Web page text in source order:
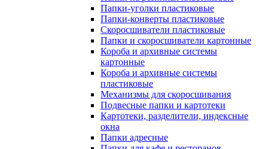
Папки-уголки пластиковые
Папки-конверты пластиковые
Скоросшиватели пластиковые
Папки и скоросшиватели картонные
Короба и архивные системы
картонные
Короба и архивные системы
пластиковые
Механизмы для скоросшивания
Подвесные папки и картотеки
Картотеки, разделители, индексные
окна
Папки адресные